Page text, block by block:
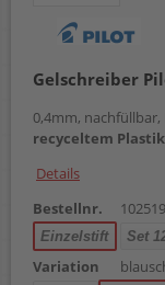
Gelschreiber
0,4mm,
recyceltem Plastik
Details
Bestellnr.
Einzelstift Set
Variation